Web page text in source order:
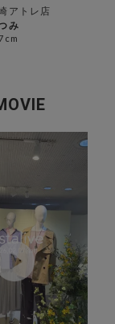
アトレ店
み